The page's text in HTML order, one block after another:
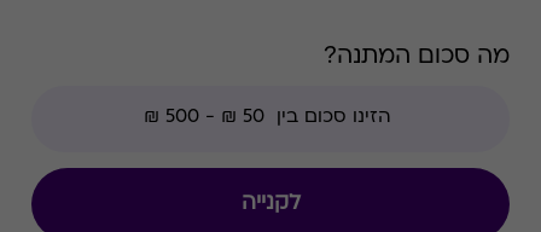
הנחת מועדון, מגבלות הרשת וצבירת נקודות של בית
מה סכום המתנה?
לקנייה